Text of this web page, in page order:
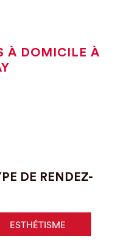
À DOMICILE À
DE RENDEZ-
ESTHÉTISME